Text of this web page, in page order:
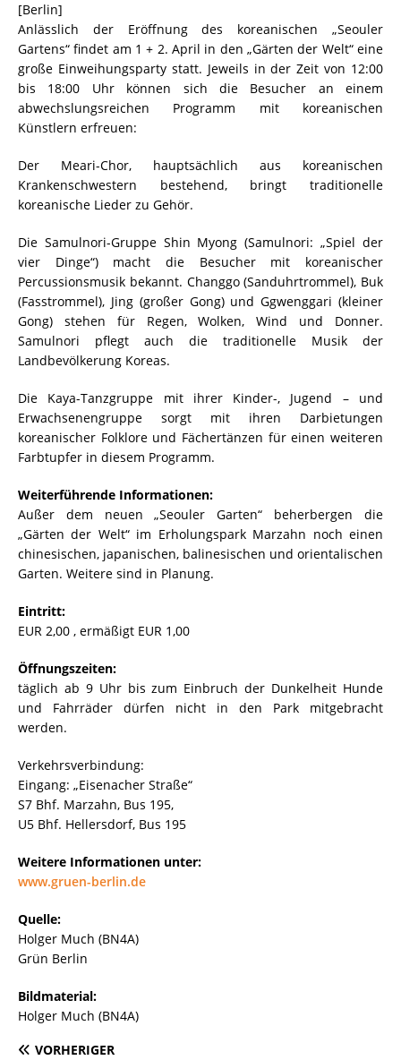
[Berlin]
Anlässlich der Eröffnung des koreanischen „Seouler
Gartens“ findet am 1 + 2. April in den „Gärten der Welt“ eine
große Einweihungsparty statt. Jeweils in der Zeit von 12:00
bis 18:00 Uhr können sich die Besucher an einem
abwechslungsreichen Programm mit koreanischen
Künstlern erfreuen:
Der Meari-Chor, hauptsächlich aus koreanischen
Krankenschwestern bestehend, bringt traditionelle
koreanische Lieder zu Gehör.
Die Samulnori-Gruppe Shin Myong (Samulnori: „Spiel der
vier Dinge“) macht die Besucher mit koreanischer
Percussionsmusik bekannt. Changgo (Sanduhrtrommel), Buk
(Fasstrommel), Jing (großer Gong) und Ggwenggari (kleiner
Gong) stehen für Regen, Wolken, Wind und Donner.
Samulnori pflegt auch die traditionelle Musik der
Landbevölkerung Koreas.
Die Kaya-Tanzgruppe mit ihrer Kinder-, Jugend – und
Erwachsenengruppe sorgt mit ihren Darbietungen
koreanischer Folklore und Fächertänzen für einen weiteren
Farbtupfer in diesem Programm.
Weiterführende Informationen:
Außer dem neuen „Seouler Garten“ beherbergen die
„Gärten der Welt“ im Erholungspark Marzahn noch einen
chinesischen, japanischen, balinesischen und orientalischen
Garten. Weitere sind in Planung.
Eintritt:
EUR 2,00 , ermäßigt EUR 1,00
Öffnungszeiten:
täglich ab 9 Uhr bis zum Einbruch der Dunkelheit Hunde
und Fahrräder dürfen nicht in den Park mitgebracht
werden.
Verkehrsverbindung:
Eingang: „Eisenacher Straße“
S7 Bhf. Marzahn, Bus 195,
U5 Bhf. Hellersdorf, Bus 195
Weitere Informationen unter:
www.gruen-berlin.de
Quelle:
Holger Much (BN4A)
Grün Berlin
Bildmaterial:
Holger Much (BN4A)
VORHERIGER